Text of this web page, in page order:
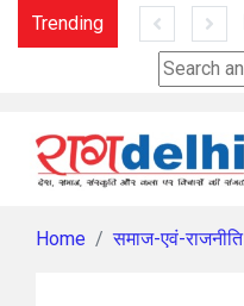
Trending
Home समाज-एवं-राजनीति